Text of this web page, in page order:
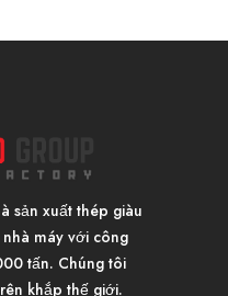
sản xuất thép giàu
máy với công
tấn. Chúng tôi
khắp thế giới.